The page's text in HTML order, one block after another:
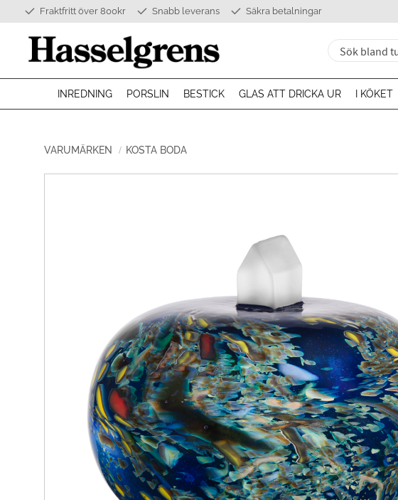
Fraktfritt över 800kr Snabb leverans Säkra betalningar
INREDNING PORSLIN BESTICK GLAS ATT DRICKA UR I KÖKET
VARUMÄRKEN KOSTA BODA